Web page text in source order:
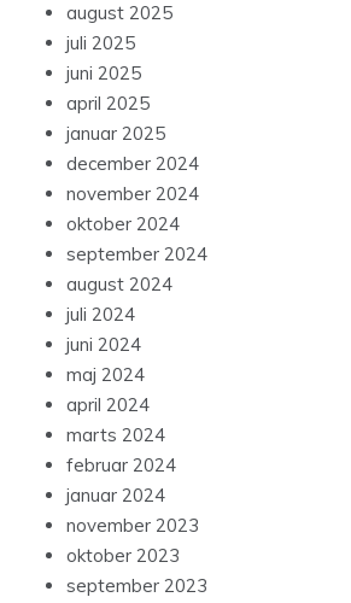
august 2025
juli 2025
juni 2025
april 2025
januar 2025
december 2024
november 2024
oktober 2024
september 2024
august 2024
juli 2024
juni 2024
maj 2024
april 2024
marts 2024
februar 2024
januar 2024
november 2023
oktober 2023
september 2023